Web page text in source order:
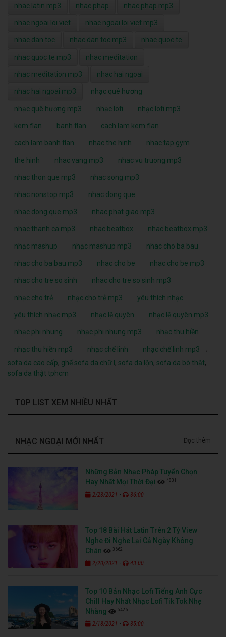
nhac latin mp3 nhac phap nhac phap mp3
nhac ngoai loi viet nhac ngoai loi viet mp3
nhac dan toc nhac dan toc mp3 nhac quoc te
nhac quoc te mp3 nhac meditation
nhac meditation mp3 nhac hai ngoai
nhac hai ngoai mp3 nhạc quê hương
nhạc quê hương mp3 nhạc lofi nhạc lofi mp3
kem flan banh flan cach lam kem flan
cach lam banh flan nhac the hinh nhac tap gym
the hinh nhac vang mp3 nhac vu truong mp3
nhac thon que mp3 nhac song mp3
nhac nonstop mp3 nhac dong que
nhac dong que mp3 nhac phat giao mp3
nhac thanh ca mp3 nhac beatbox nhac beatbox mp3
nhạc mashup nhạc mashup mp3 nhac cho ba bau
nhac cho ba bau mp3 nhac cho be nhac cho be mp3
nhac cho tre so sinh nhac cho tre so sinh mp3
nhạc cho trẻ nhạc cho trẻ mp3 yêu thích nhạc
yêu thích nhạc mp3 nhạc lệ quyên nhạc lệ quyên mp3
nhạc phi nhung nhạc phi nhung mp3 nhạc thu hiền
nhạc thu hiền mp3 nhạc chế linh nhạc chế linh mp3
,
sofa da cao cấp, ghế sofa da chữ l , sofa da lộn, sofa da bò thật,
sofa da thật tphcm
TOP LIST XEM NHIỀU NHẤT
NHẠC NGOẠI MỚI NHẤT Đọc thêm
Những Bản Nhạc Pháp Tuyển Chọn
Hay Nhất Mọi Thời Đại
4831
2/23/2021 - 36:00
Top 18 Bài Hát Latin Trên 2 Tỷ View
Nghe Đi Nghe Lại Cả Ngày Không
Chán
3662
2/20/2021 - 43:00
Top 10 Bản Nhạc Lofi Tiếng Anh Cực
Chill Hay Nhất Nhạc Lofi Tik Tok Nhẹ
Nhàng
5426
2/18/2021 - 35:00